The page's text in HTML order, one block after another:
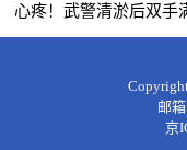
心疼！武警清淤后双手
邮
京